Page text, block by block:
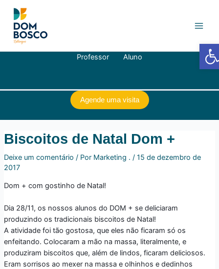
para
conteúdo
Professor Aluno
Agende uma visita
Biscoitos de Natal Dom +
Deixe um comentário / Por Marketing . / 15 de dezembro de
2017
Dom + com gostinho de Natal!
Dia 28/11, os nossos alunos do DOM + se deliciaram
produzindo os tradicionais biscoitos de Natal!
A atividade foi tão gostosa, que eles não ficaram só os
enfeitando. Colocaram a mão na massa, literalmente, e
produziram biscoitos que, além de lindos, ficaram deliciosos.
Eram sorrisos ao mexer na massa e olhinhos e dedinhos
Post
Barra